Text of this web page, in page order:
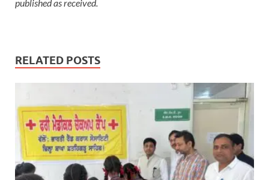
published as received.
RELATED POSTS